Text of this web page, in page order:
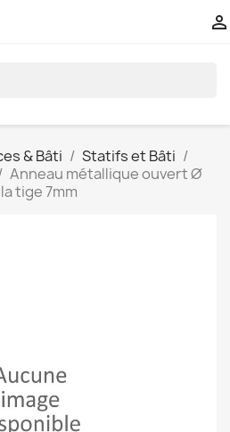

& Bâti
Statifs et Bâti
Anneau métallique ouvert Ø
tige 7mm